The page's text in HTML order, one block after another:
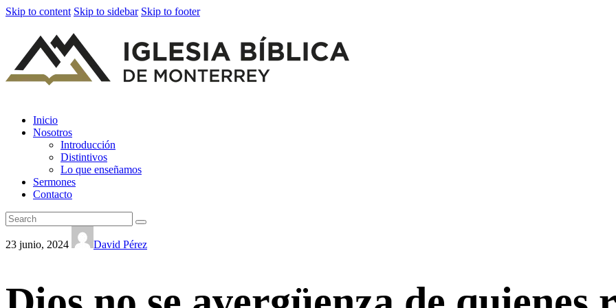
Skip to content Skip to sidebar Skip to footer
Inicio
Nosotros
Introducción
Distintivos
Lo que enseñamos
Sermones
Contacto
23 junio, 2024 David Pérez